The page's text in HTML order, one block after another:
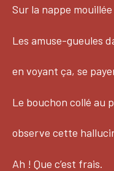
Sur la nappe
Les amuse-gueules
en voyant ça, se
Le bouchon collé au
observe cette
Ah ! Que c’est frais.